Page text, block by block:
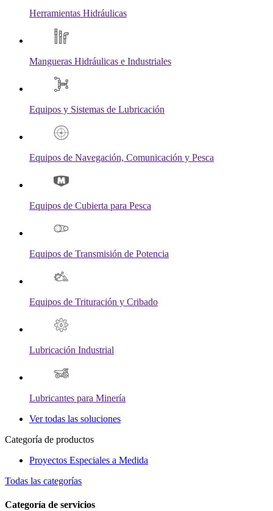
Herramientas Hidráulicas
Mangueras Hidráulicas e Industriales
Equipos y Sistemas de Lubricación
Equipos de Navegación, Comunicación y Pesca
Equipos de Cubierta para Pesca
Equipos de Transmisión de Potencia
Equipos de Trituración y Cribado
Lubricación Industrial
Lubricantes para Minería
Ver todas las soluciones
Categoría de productos
Proyectos Especiales a Medida
Todas las categorías
Categoría de servicios